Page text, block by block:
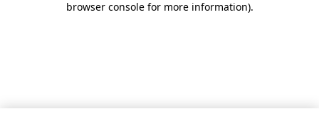
browser console for more information).